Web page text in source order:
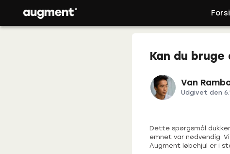
Kan du
Van
Udgivet den
Dette spørgsmål
emnet var nødvendig.
Augment løbehjul er i